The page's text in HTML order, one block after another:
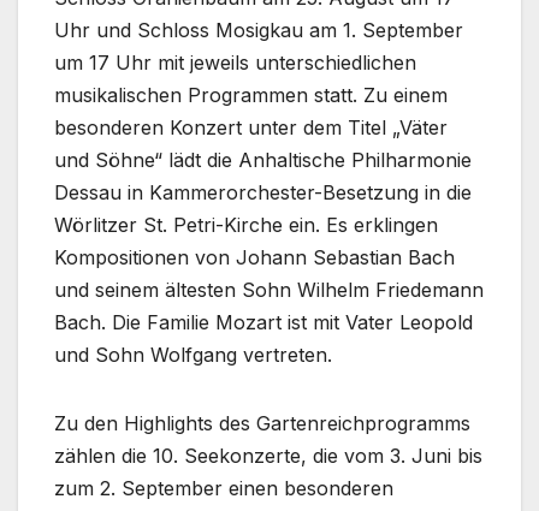
Uhr und Schloss Mosigkau am 1. September
um 17 Uhr mit jeweils unterschiedlichen
musikalischen Programmen statt. Zu einem
besonderen Konzert unter dem Titel „Väter
und Söhne“ lädt die Anhaltische Philharmonie
Dessau in Kammerorchester-Besetzung in die
Wörlitzer St. Petri-Kirche ein. Es erklingen
Kompositionen von Johann Sebastian Bach
und seinem ältesten Sohn Wilhelm Friedemann
Bach. Die Familie Mozart ist mit Vater Leopold
und Sohn Wolfgang vertreten.
Zu den Highlights des Gartenreichprogramms
zählen die 10. Seekonzerte, die vom 3. Juni bis
zum 2. September einen besonderen